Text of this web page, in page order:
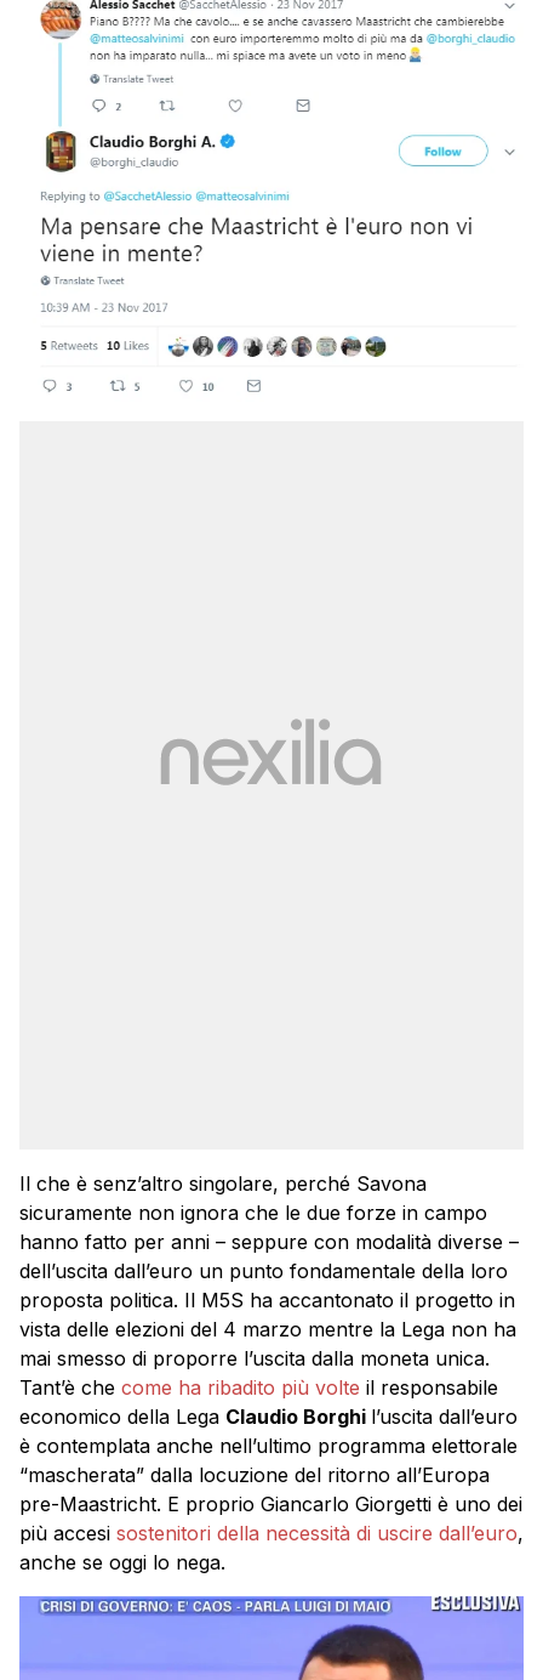
Il che è senz’altro singolare, perché Savona
sicuramente non ignora che le due forze in campo
hanno fatto per anni – seppure con modalità diverse –
dell’uscita dall’euro un punto fondamentale della loro
proposta politica. Il M5S ha accantonato il progetto in
vista delle elezioni del 4 marzo mentre la Lega non ha
mai smesso di proporre l’uscita dalla moneta unica.
Tant’è che come ha ribadito più volte il responsabile
economico della Lega Claudio Borghi l’uscita dall’euro
è contemplata anche nell’ultimo programma elettorale
“mascherata” dalla locuzione del ritorno all’Europa
pre-Maastricht. E proprio Giancarlo Giorgetti è uno dei
più accesi sostenitori della necessità di uscire dall’euro,
anche se oggi lo nega.